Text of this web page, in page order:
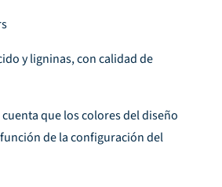
y ligninas, con calidad de
que los colores del diseño
de la configuración del